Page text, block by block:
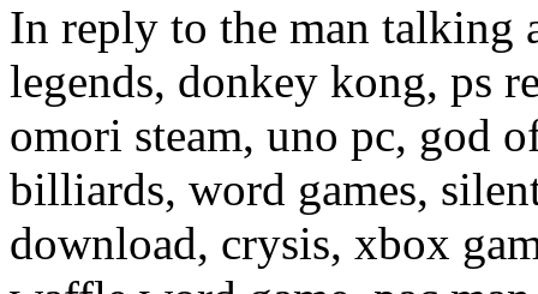
In reply to the man talking
legends, donkey kong, ps
omori steam, uno pc, god
billiards, word games,
download, crysis, xbox